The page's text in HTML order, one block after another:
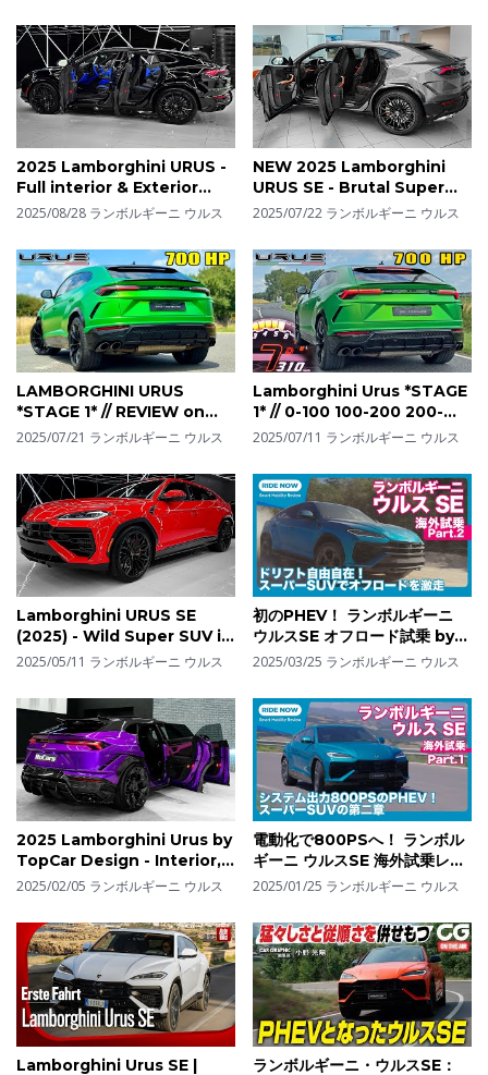
2025 Lamborghini URUS -
Full interior & Exterior
Details
2025/08/28 ランボルギーニ ウルス
NEW 2025 Lamborghini
URUS SE - Brutal Super
SUV!
2025/07/22 ランボルギーニ ウルス
LAMBORGHINI URUS
*STAGE 1* // REVIEW on
AUTOBAHN
2025/07/21 ランボルギーニ ウルス
Lamborghini Urus *STAGE
1* // 0-100 100-200 200-
300 POV & LOUD SOUND!
2025/07/11 ランボルギーニ ウルス
Lamborghini URUS SE
(2025) - Wild Super SUV in
details
2025/05/11 ランボルギーニ ウルス
初のPHEV！ ランボルギーニ
ウルスSE オフロード試乗 by
島下泰久
2025/03/25 ランボルギーニ ウルス
2025 Lamborghini Urus by
TopCar Design - Interior,
Exterior and Drive
2025/02/05 ランボルギーニ ウルス
電動化で800PSへ！ ランボル
ギーニ ウルスSE 海外試乗レビ
ュー Part.1 by 島下泰久
2025/01/25 ランボルギーニ ウルス
Lamborghini Urus SE |
ランボルギーニ・ウルスSE：